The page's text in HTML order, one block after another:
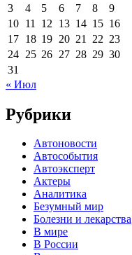
3
4 5 6 7 8
9
10 11 12 13 14 15 16
17 18 19 20 21 22 23
24 25 26 27 28 29 30
31
« Июл
Рубрики
Автоновости
Автособытия
Автоэксперт
Актеры
Аналитика
Безумный мир
Болезни и лекарства
В мире
В России